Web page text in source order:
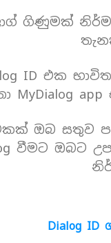
ගිණුමක්
ID එක
MyDialog
එකක් ඔබ සතුව
වීමට ඔබට
Dialog